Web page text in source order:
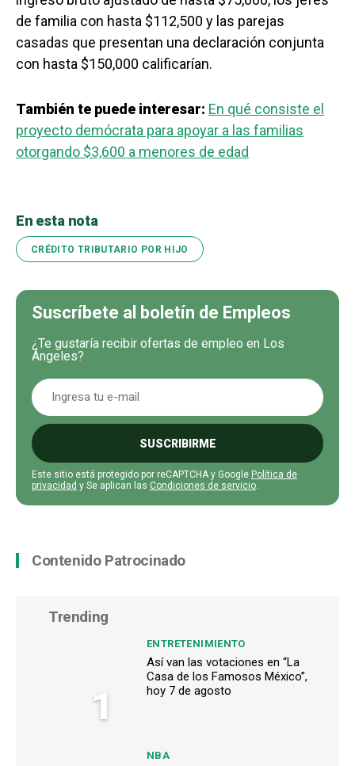
de familia con hasta $112,500 y las parejas
casadas que presentan una declaración conjunta
con hasta $150,000 calificarían.
También te puede interesar: En qué consiste el
proyecto demócrata para apoyar a las familias
otorgando $3,600 a menores de edad
En esta nota
CRÉDITO TRIBUTARIO POR HIJO
Suscríbete al boletín de Empleos
¿Te gustaría recibir ofertas de empleo en Los
Ángeles?
SUSCRIBIRME
Este sitio está protegido por reCAPTCHA y Google Política de
privacidad y Se aplican las Condiciones de servicio.
Contenido Patrocinado
Trending
1
ENTRETENIMIENTO
Así van las votaciones en “La
Casa de los Famosos México”,
hoy 7 de agosto
NBA